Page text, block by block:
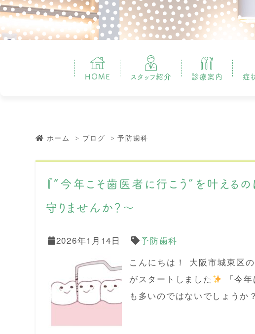
HOME スタッフ紹介 診療案内 症
ホーム ブログ 予防歯科
『″今年こそ歯医者に行こう″を叶える
守りませんか？～
2026年1月14日
予防歯科
こんにちは！ 大阪市城東区
がスタートしました
「今
も多いのではないでしょうか